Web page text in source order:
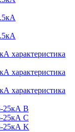
характеристика
характеристика
характеристика
25кА B
25кА C
25кА K